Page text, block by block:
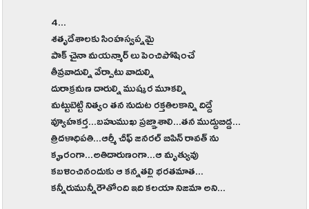
4...
శతృదేశాలకు సింహస్వప్నమై
పాక్‌ చైనా మయన్మార్ లు పెంచిపోషించే
తీవ్రవాదుల్ని వేర్పాటు వాదుల్ని
దురాక్రమణ దారుల్ని ముష్కర మూకల్ని
మట్టుబెట్టి నిత్యం తన నుదుట రక్తతిలకాన్ని దిద్దే
వ్యూహకర్త...బహుముఖ ప్రజ్ఞాశాలి...తన ముద్దుబిడ్డ...
త్రిదళాధిపతి...ఆర్మీ చీఫ్ జనరల్ బిపిన్ రావత్ ను
కౄరంగా...అతిదారుణంగా...ఆ మృత్యువు
కబళించినందుకు ఆ కన్నతల్లి భరతమాత...
కన్నీరుమున్నీరౌతోంది ఇది కలయా నిజమా అని...